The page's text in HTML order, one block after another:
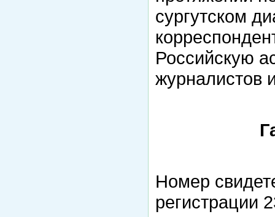
сургутском
Российскую
журналистов
Номер
регистрации